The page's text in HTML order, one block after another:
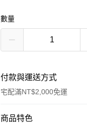
數量
付款與運送方式
宅配滿NT$2,000免運
付款方式
商品特色